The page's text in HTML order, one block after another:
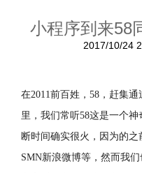
小程序到来58
2017/10/24
在2011前百姓，58，赶集
里，我们常听58这是一个
断时间确实很火，因为的之
SMN新浪微博等，然而我